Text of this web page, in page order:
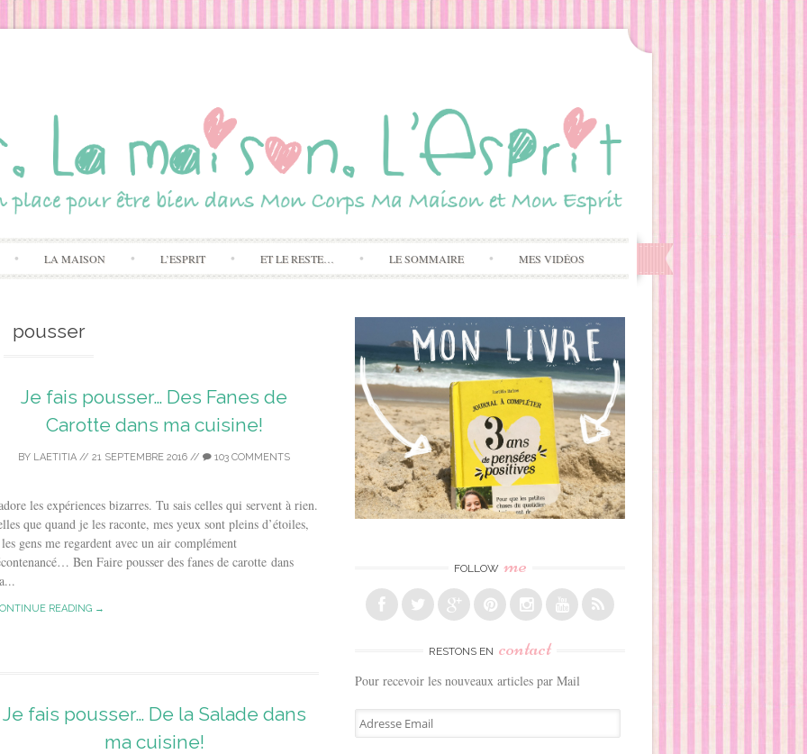
LA MAISON L’ESPRIT ET LE RESTE… LE SOMMAIRE MES VIDÉOS
pousser
Je fais pousser… Des Fanes de
Carotte dans ma cuisine!
BY LAETITIA // 21 SEPTEMBRE 2016 // 103 COMMENTS
les expériences bizarres. Tu sais celles qui servent à rien.
que quand je les raconte, mes yeux sont pleins d’étoiles,
gens me regardent avec un air complément
Ben Faire pousser des fanes de carotte dans
READING →
Je fais pousser… De la Salade dans
ma cuisine!
FOLLOW me
RESTONS EN contact
Pour recevoir les nouveaux articles par Mail
A
d